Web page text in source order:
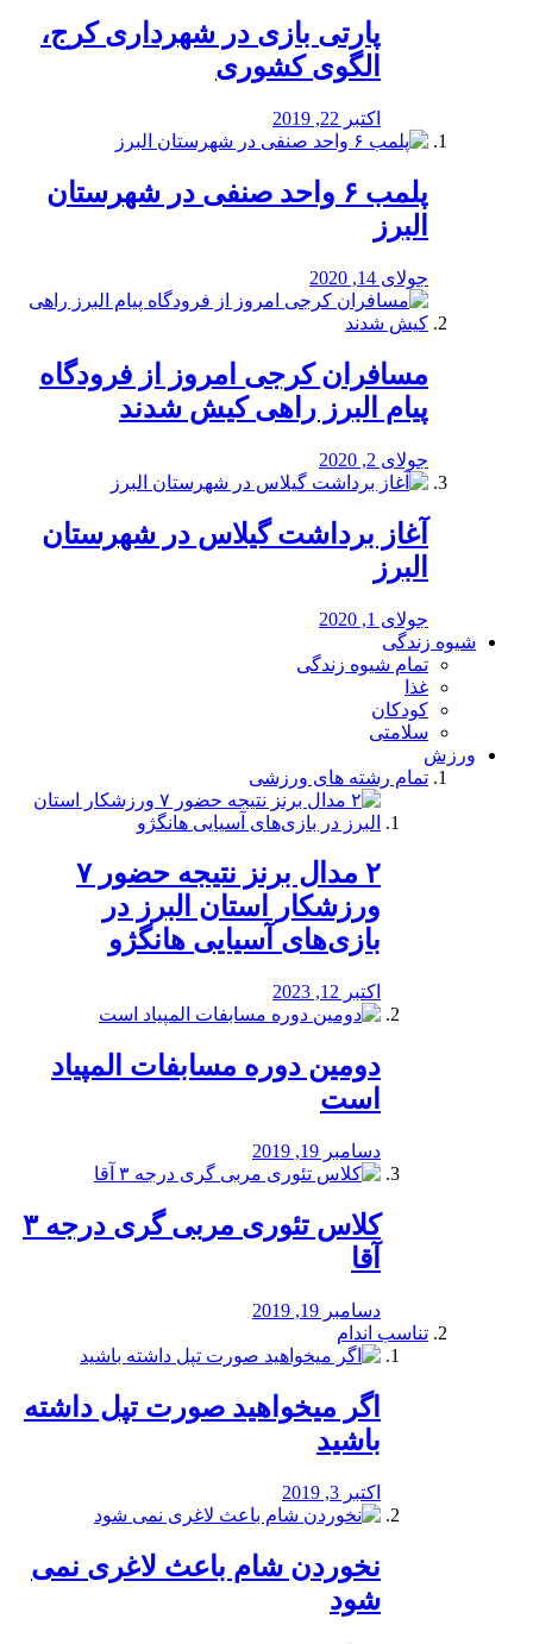
پارتی بازی در شهرداری کرج،
الگوی کشوری
اکتبر 22, 2019
پلمب ۶ واحد صنفی در شهرستان
البرز
جولای 14, 2020
مسافران کرجی امروز از فرودگاه
پیام البرز راهی کیش شدند
جولای 2, 2020
آغاز برداشت گیلاس در شهرستان
البرز
جولای 1, 2020
شیوه زندگی
تمام شیوه زندگی
غذا
کودکان
سلامتی
ورزش
تمام رشته های ورزشی
۲ مدال برنز نتیجه حضور ۷
ورزشکار استان البرز در
بازی‌های آسیایی هانگژو
اکتبر 12, 2023
دومین دوره مسابفات المپیاد
است
دسامبر 19, 2019
کلاس تئوری مربی گری درجه ۳
آقا
دسامبر 19, 2019
تناسب اندام
اگر میخواهید صورت تپل داشته
باشید
اکتبر 3, 2019
نخوردن شام باعث لاغری نمی
‌شود